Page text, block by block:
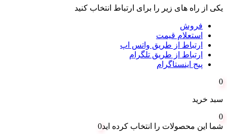
یکی از راه های زیر را برای ارتباط انتخاب کنید
فروش
استعلام قیمت
ارتباط از طریق واتس اپ
ارتباط از طریق تلگرام
پیج اینستاگرام
0
سبد خرید
0
شما این محصولات را انتخاب کرده اید0